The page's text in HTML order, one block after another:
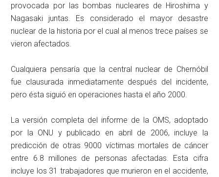
provocada por las bombas nucleares de Hiroshima y
Nagasaki juntas. Es considerado el mayor desastre
nuclear de la historia por el cual al menos trece países se
vieron afectados.
Cualquiera pensaría que la central nuclear de Chernóbil
fue clausurada inmediatamente después del incidente,
pero ésta siguió en operaciones hasta el año 2000.
La versión completa del informe de la OMS, adoptado
por la ONU y publicado en abril de 2006, incluye la
predicción de otras 9000 víctimas mortales de cáncer
entre 6.8 millones de personas afectadas. Esta cifra
incluye los 31 trabajadores que murieron en el accidente,